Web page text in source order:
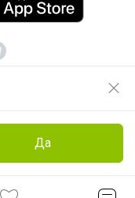
Да
2012 -2026